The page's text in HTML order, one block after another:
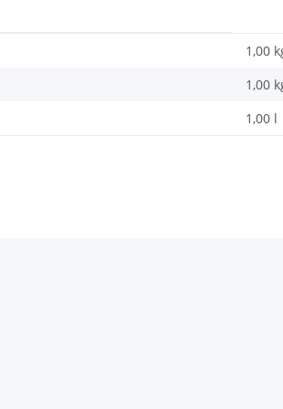
1,00
1,00
1,00 l